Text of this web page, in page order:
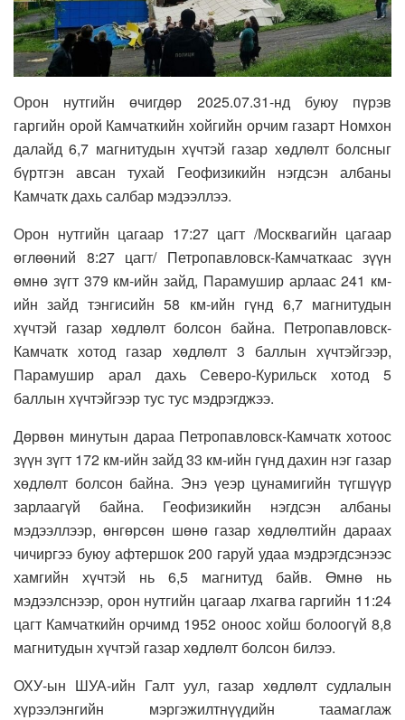
Орон нутгийн өчигдөр 2025.07.31-нд буюу пүрэв
гаргийн орой Камчаткийн хойгийн орчим газарт Номхон
далайд 6,7 магнитудын хүчтэй газар хөдлөлт болсныг
бүртгэн авсан тухай Геофизикийн нэгдсэн албаны
Камчатк дахь салбар мэдээллээ.
Орон нутгийн цагаар 17:27 цагт /Москвагийн цагаар
өглөөний 8:27 цагт/ Петропавловск-Камчаткаас зүүн
өмнө зүгт 379 км-ийн зайд, Парамушир арлаас 241 км-
ийн зайд тэнгисийн 58 км-ийн гүнд 6,7 магнитудын
хүчтэй газар хөдлөлт болсон байна. Петропавловск-
Камчатк хотод газар хөдлөлт 3 баллын хүчтэйгээр,
Парамушир арал дахь Северо-Курильск хотод 5
баллын хүчтэйгээр тус тус мэдрэгджээ.
Дөрвөн минутын дараа Петропавловск-Камчатк хотоос
зүүн зүгт 172 км-ийн зайд 33 км-ийн гүнд дахин нэг газар
хөдлөлт болсон байна. Энэ үеэр цунамигийн түгшүүр
зарлаагүй байна. Геофизикийн нэгдсэн албаны
мэдээллээр, өнгөрсөн шөнө газар хөдлөлтийн дараах
чичиргээ буюу афтершок 200 гаруй удаа мэдрэгдсэнээс
хамгийн хүчтэй нь 6,5 магнитуд байв. Өмнө нь
мэдээлснээр, орон нутгийн цагаар лхагва гаргийн 11:24
цагт Камчаткийн орчимд 1952 оноос хойш болоогүй 8,8
магнитудын хүчтэй газар хөдлөлт болсон билээ.
ОХУ-ын ШУА-ийн Галт уул, газар хөдлөлт судлалын
хүрээлэнгийн мэргэжилтнүүдийн таамаглаж